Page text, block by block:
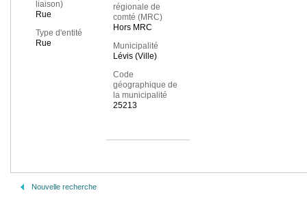
liaison)
Rue
Type d'entité
Rue
régionale de
comté (MRC)
Hors MRC
Municipalité
Lévis (Ville)
Code
géographique de
la municipalité
25213
Nouvelle recherche